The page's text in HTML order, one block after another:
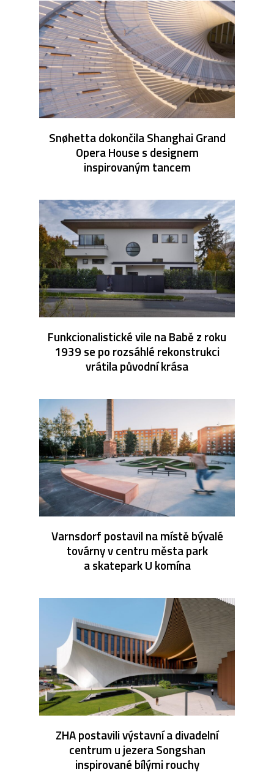
Snøhetta dokončila Shanghai Grand
Opera House s designem
inspirovaným tancem
Funkcionalistické vile na Babě z roku
1939 se po rozsáhlé rekonstrukci
vrátila původní krása
Varnsdorf postavil na místě bývalé
továrny v centru města park
a skatepark U komína
ZHA postavili výstavní a divadelní
centrum u jezera Songshan
inspirované bílými rouchy